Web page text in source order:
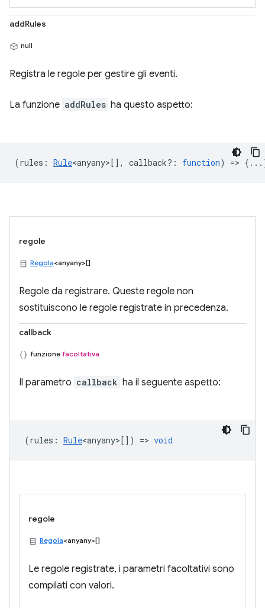
addRules
null
Registra le regole per gestire gli eventi.
La funzione addRules ha questo aspetto:
(rules : Rule<anyany> [], callback? : function) =>
regole
Regola<anyany>[]
Regole da registrare. Queste regole non
sostituiscono le regole registrate in precedenza.
callback
funzione facoltativa
Il parametro callback ha il seguente aspetto:
(rules : Rule<anyany> []) => void
regole
Regola<anyany>[]
Le regole registrate, i parametri facoltativi sono
compilati con valori.